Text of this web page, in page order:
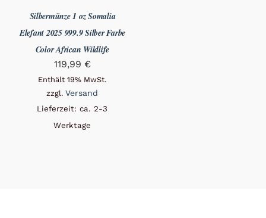
Silbermünze 1 oz Somalia
Elefant 2025 999.9 Silber Farbe
Color African Wildlife
119,99 €
Enthält 19% MwSt.
zzgl.Versand
Lieferzeit: ca. 2-3
Werktage